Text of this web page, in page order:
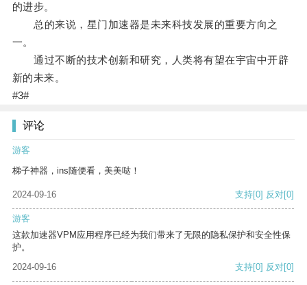
的进步。
总的来说，星门加速器是未来科技发展的重要方向之
一。
通过不断的技术创新和研究，人类将有望在宇宙中开辟
新的未来。
#3#
评论
游客
梯子神器，ins随便看，美美哒！
2024-09-16 支持[0] 反对[0]
游客
这款加速器VPM应用程序已经为我们带来了无限的隐私保护和安全性保
护。
2024-09-16
支持[0] 反对[0]